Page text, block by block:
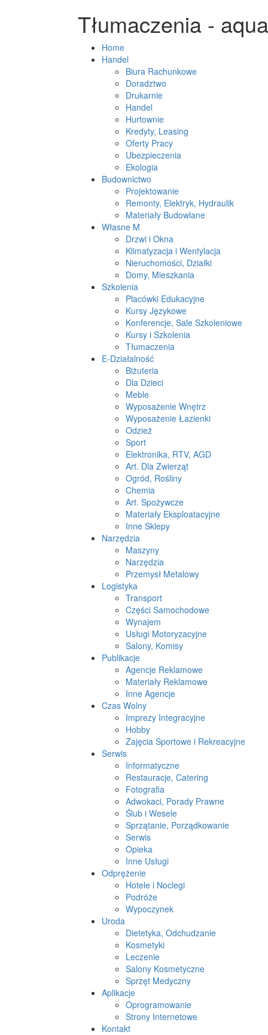
Tłumaczenia -
Home
Handel
Biura Rachunkowe
Doradztwo
Drukarnie
Handel
Hurtownie
Kredyty, Leasing
Oferty Pracy
Ubezpieczenia
Ekologia
Budownictwo
Projektowanie
Remonty, Elektryk, Hydraulik
Materiały Budowlane
Własne M
Drzwi i Okna
Klimatyzacja i Wentylacja
Nieruchomości, Działki
Domy, Mieszkania
Szkolenia
Placówki Edukacyjne
Kursy Językowe
Konferencje, Sale Szkoleniowe
Kursy i Szkolenia
Tłumaczenia
E-Działalność
Biżuteria
Dla Dzieci
Meble
Wyposażenie Wnętrz
Wyposażenie Łazienki
Odzież
Sport
Elektronika, RTV, AGD
Art. Dla Zwierząt
Ogród, Rośliny
Chemia
Art. Spożywcze
Materiały Eksploatacyjne
Inne Sklepy
Narzędzia
Maszyny
Narzędzia
Przemysł Metalowy
Logistyka
Transport
Części Samochodowe
Wynajem
Usługi Motoryzacyjne
Salony, Komisy
Publikacje
Agencje Reklamowe
Materiały Reklamowe
Inne Agencje
Czas Wolny
Imprezy Integracyjne
Hobby
Zajęcia Sportowe i Rekreacyjne
Serwis
Informatyczne
Restauracje, Catering
Fotografia
Adwokaci, Porady Prawne
Ślub i Wesele
Sprzątanie, Porządkowanie
Serwis
Opieka
Inne Usługi
Odprężenie
Hotele i Noclegi
Podróże
Wypoczynek
Uroda
Dietetyka, Odchudzanie
Kosmetyki
Leczenie
Salony Kosmetyczne
Sprzęt Medyczny
Aplikacje
Oprogramowanie
Strony Internetowe
Kontakt